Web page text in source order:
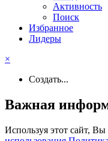
Активность
Поиск
Избранное
Лидеры
×
Создать...
Важная
Используя этот сайт, Вы